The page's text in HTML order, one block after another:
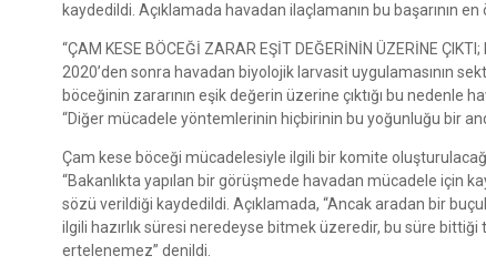
kaydedildi. Açıklamada havadan ilaçlamanın bu başarının
“ÇAM KESE BÖCEĞİ ZARAR EŞİT DEĞERİNİN ÜZERİNE
2020’den sonra havadan biyolojik larvasit uygulamasının
böceğinin zararının eşik değerin üzerine çıktığı bu
“Diğer mücadele yöntemlerinin hiçbirinin bu yoğunluğu bir
Çam kese böceği mücadelesiyle ilgili bir komite
“Bakanlıkta yapılan bir görüşmede havadan mücadele için
sözü verildiği kaydedildi. Açıklamada, “Ancak aradan bir
ilgili hazırlık süresi neredeyse bitmek üzeredir, bu süre
ertelenemez” denildi.